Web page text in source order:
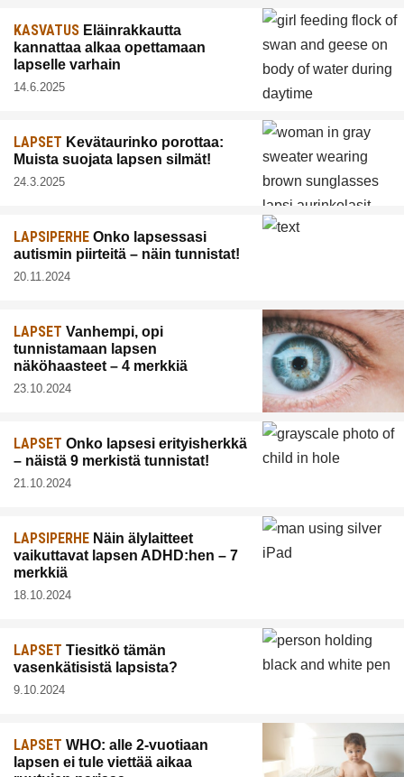
KASVATUS Eläinrakkautta
kannattaa alkaa opettamaan
lapselle varhain
14.6.2025
LAPSET Kevätaurinko porottaa:
Muista suojata lapsen silmät!
24.3.2025
LAPSIPERHE Onko lapsessasi
autismin piirteitä – näin tunnistat!
20.11.2024
LAPSET Vanhempi, opi
tunnistamaan lapsen
näköhaasteet – 4 merkkiä
23.10.2024
LAPSET Onko lapsesi erityisherkkä
– näistä 9 merkistä tunnistat!
21.10.2024
LAPSIPERHE Näin älylaitteet
vaikuttavat lapsen ADHD:hen – 7
merkkiä
18.10.2024
LAPSET Tiesitkö tämän
vasenkätisistä lapsista?
9.10.2024
LAPSET WHO: alle 2-vuotiaan
lapsen ei tule viettää aikaa